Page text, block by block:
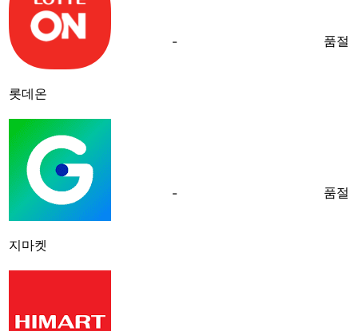
롯데온
- 품절
지마켓
- 품절